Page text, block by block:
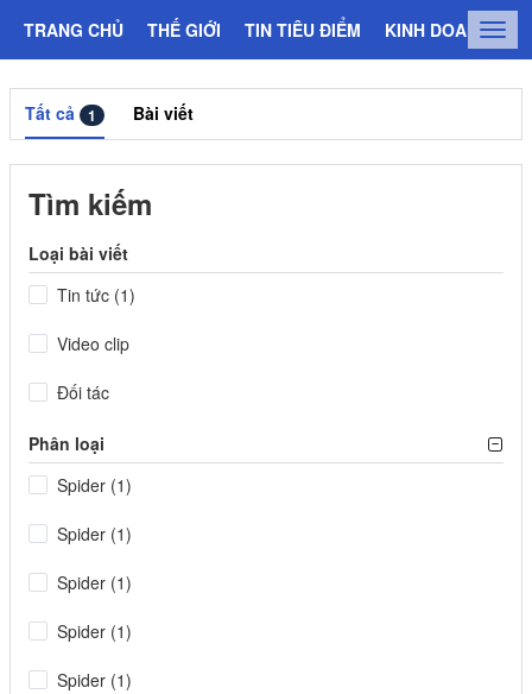
TRANG CHỦ THẾ GIỚI TIN TIÊU ĐIỂM KINH DOANH
Tất cả 1 Bài viết
Tìm kiếm
Loại bài viết
Tin tức (1)
Video clip
Đối tác
Phân loại
Spider (1)
Spider (1)
Spider (1)
Spider (1)
Spider (1)